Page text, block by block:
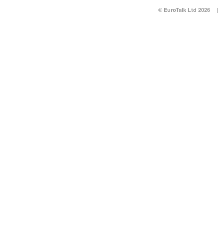
© EuroTalk Ltd 2026 |